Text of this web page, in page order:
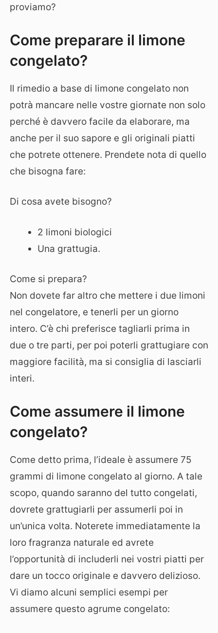
proviamo?
Come preparare il limone
congelato?
Il rimedio a base di limone congelato non
potrà mancare nelle vostre giornate non solo
perché è davvero facile da elaborare, ma
anche per il suo sapore e gli originali piatti
che potrete ottenere. Prendete nota di quello
che bisogna fare:
Di cosa avete bisogno?
2 limoni biologici
Una grattugia.
Come si prepara?
Non dovete far altro che mettere i due limoni
nel congelatore, e tenerli per un giorno
intero. C’è chi preferisce tagliarli prima in
due o tre parti, per poi poterli grattugiare con
maggiore facilità, ma si consiglia di lasciarli
interi.
Come assumere il limone
congelato?
Come detto prima, l’ideale è assumere 75
grammi di limone congelato al giorno. A tale
scopo, quando saranno del tutto congelati,
dovrete grattugiarli per assumerli poi in
un’unica volta. Noterete immediatamente la
loro fragranza naturale ed avrete
l’opportunità di includerli nei vostri piatti per
dare un tocco originale e davvero delizioso.
Vi diamo alcuni semplici esempi per
assumere questo agrume congelato: